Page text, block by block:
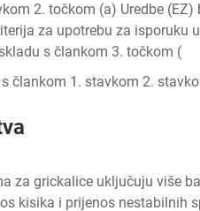
2. točkom (a) Uredbe (EZ)
za upotrebu za isporuku
s člankom 3. točkom (
člankom 1. stavkom 2.
za grickalice uključuju više
kisika i prijenos nestabilnih